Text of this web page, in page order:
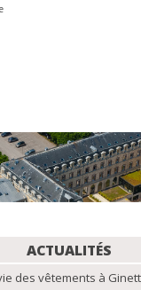
ACTUALITÉS
des vêtements à